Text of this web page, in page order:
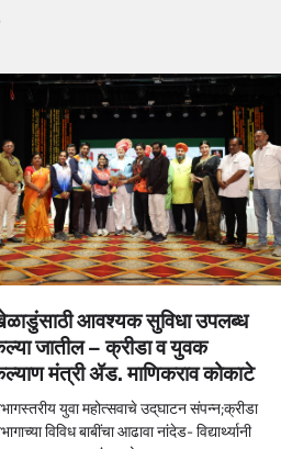
आवश्यक सुविधा उपलब्ध
जातील – क्रीडा व युवक
मंत्री ॲड. माणिकराव कोकाटे
युवा महोत्सवाचे उद्‌घाटन संपन्न;क्रीडा
विविध बाबींचा आढावा नांदेड- विद्यार्थ्यानी